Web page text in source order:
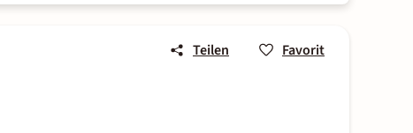
Teilen Favorit